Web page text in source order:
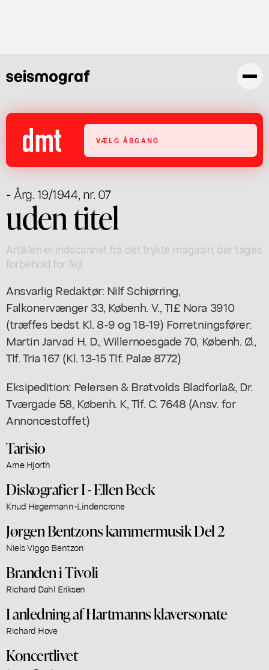
VÆLG ÅRGANG
- Årg. 19/1944, nr. 07
uden titel
Artiklen er indscannet fra det trykte magasin; der tages
forbehold for fejl
Ansvarlig Redaktør: Nilf Schiørring,
Falkonervænger 33, Københ. V., TI£ Nora 3910
(træffes bedst Kl. 8-9 og 18-19) Forretningsfører:
Martin Jarvad H. D., Willernoesgade 70, Københ. Ø.,
Tlf. Tria 167 (Kl. 13-15 Tlf. Palæ 8772)
Eksipedition: Pelersen & Bratvolds Bladforla&, Dr.
Tværgade 58, Københ. K, Tlf. C. 7648 (Ansv. for
Annoncestoffet)
Tarisio
Arne Hjorth
Diskografier I - Ellen Beck
Knud Hegermann-Lindencrone
Jørgen Bentzons kammermusik Del 2
Niels Viggo Bentzon
Branden i Tivoli
Richard Dahl Eriksen
I anledning af Hartmanns klaversonate
Richard Hove
Koncertlivet